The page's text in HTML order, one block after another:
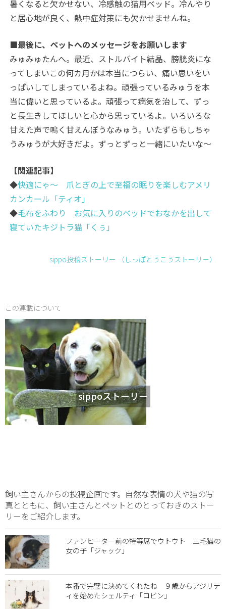
暑くなると欠かせない、冷感触の猫用ベッド。冷んやり
と居心地が良く、熱中症対策にも欠かせませんね。
■最後に、ペットへのメッセージをお願いします
みゅみゅたんへ。最近、ストルバイト結晶、膀胱炎にな
ってしまいこの何カ月かは本当につらい、痛い思いをい
っぱいしてしまっているよね。頑張っているみゅうを本
当に偉いと思っているよ。頑張って病気を治して、ずっ
と長生きしてほしいと心から思っているよ。いろいろな
甘えた声で鳴く甘えんぼうなみゅう。いたずらもしちゃ
うみゅうが大好きだよ。ずっとずっと一緒にいたいな〜
【関連記事】
◆快適にゃ～ 爪とぎの上で至福の眠りを楽しむアメリ
カンカール「ティオ」
◆毛布をふわり お気に入りのベッドでおなかを出して
寝ていたキジトラ猫「くぅ」
sippo投稿ストーリー （しっぽとうこうストーリ－）
この連載について
sippoストーリー
飼い主さんからの投稿企画です。自然な表情の犬や猫の写
真とともに、飼い主さんとペットとのとっておきのストー
リーをご紹介します。
ファンヒーター前の特等席でウトウト 三毛猫の
女の子「ジャック」
本番で完璧に決めてくれたね ９歳からアジリテ
ィを始めたシェルティ「ロビン」